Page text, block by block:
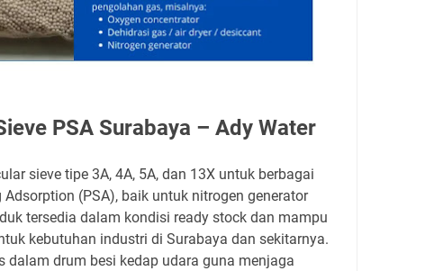
PSA Surabaya – Ady Water
sieve tipe 3A, 4A, 5A, dan 13X untuk berbagai
(PSA), baik untuk nitrogen generator
tersedia dalam kondisi ready stock dan mampu
kebutuhan industri di Surabaya dan sekitarnya.
dalam drum besi kedap udara guna menjaga